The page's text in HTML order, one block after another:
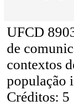
UFCD
de
contextos
população
Créditos: 5